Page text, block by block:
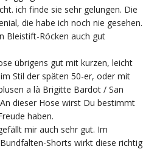
ich finde sie sehr gelungen. Die
die habe ich noch nie gesehen.
Bleistift-Röcken auch gut
übrigens gut mit kurzen, leicht
Stil der späten 50-er, oder mit
a là Brigitte Bardot / San
dieser Hose wirst Du bestimmt
haben.
mir auch sehr gut. Im
Shorts wirkt diese richtig